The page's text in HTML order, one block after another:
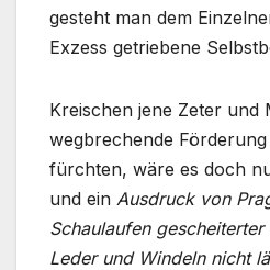
gesteht man dem
Exzess getriebene
Kreischen jene Zeter und
wegbrechende
fürchten, wäre es doch
und ein Ausdruck von
Schaulaufen
Leder und Windeln nicht